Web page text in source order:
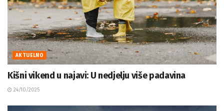
AKTUELNO
Kišni vikend u najavi: U nedjelju više padavina
24/10/2025